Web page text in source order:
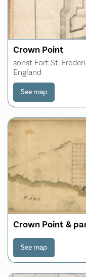
Crown Point
sonst Fort St.
England
See map
Crown Point &
See map